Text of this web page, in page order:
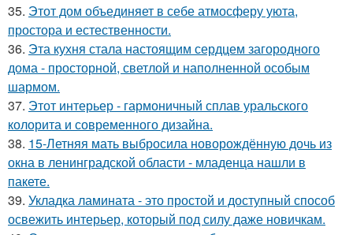
35. Этот дом объединяет в себе атмосферу уюта,
простора и естественности.
36. Эта кухня стала настоящим сердцем загородного
дома - просторной, светлой и наполненной особым
шармом.
37. Этот интерьер - гармоничный сплав уральского
колорита и современного дизайна.
38. 15-Летняя мать выбросила новорождённую дочь из
окна в ленинградской области - младенца нашли в
пакете.
39. Укладка ламината - это простой и доступный способ
освежить интерьер, который под силу даже новичкам.